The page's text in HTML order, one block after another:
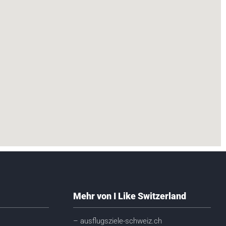
Mehr von I Like Switzerland
– ausflugsziele-schweiz.ch